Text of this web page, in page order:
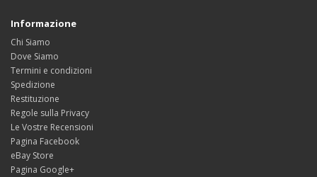
Informazione
Chi Siamo
Dove Siamo
Termini e condizioni
Spedizione
Restituzione
Regole sulla Privacy
Le Vostre Recensioni
Pagina Facebook
eBay Store
Pagina Google+